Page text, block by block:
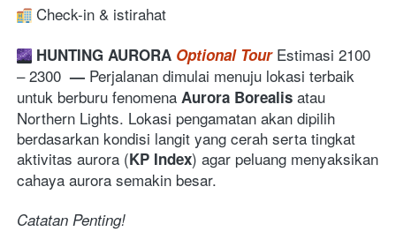
Check-in & istirahat
HUNTING AURORA Optional Tour Estimasi 2100
– 2300 — Perjalanan dimulai menuju lokasi terbaik
untuk berburu fenomena Aurora Borealis atau
Northern Lights. Lokasi pengamatan akan dipilih
berdasarkan kondisi langit yang cerah serta tingkat
aktivitas aurora (KP Index) agar peluang menyaksikan
cahaya aurora semakin besar.
Catatan Penting!